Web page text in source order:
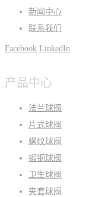
新闻中心
联系我们
Facebook LinkedIn
产品中心
法兰球阀
片式球阀
螺纹球阀
锻钢球阀
卫生球阀
夹套球阀